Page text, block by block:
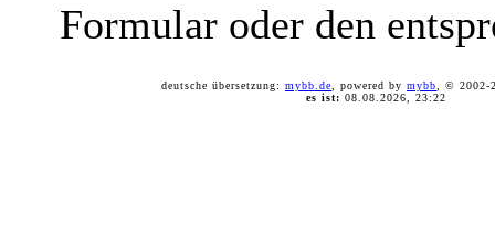
Formular oder den
deutsche übersetzung: mybb.de , powered by mybb , ©
es ist: 08.08.2026, 23:22